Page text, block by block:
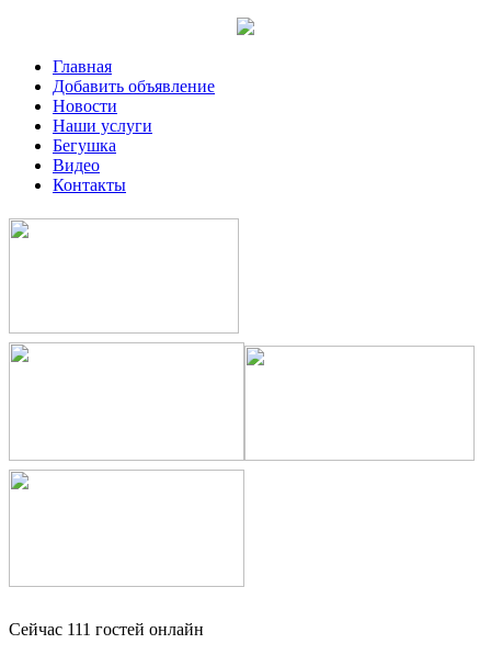
Главная
Добавить объявление
Новости
Наши услуги
Бегушка
Видео
Контакты
Сейчас 111 гостей онлайн